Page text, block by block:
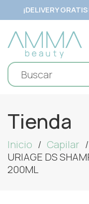
¡DELIVERY
Tienda
Inicio
Capilar
URIAGE DS
200ML